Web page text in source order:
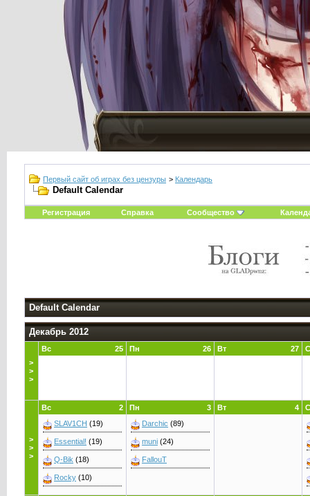
Первый сайт об играх без цензуры > Календарь
Default Calendar
Регистрация Справка Сообщество
Default Calendar
Декабрь 2012
>
>
>
25
Вс 26
Пн 27
Вт
>
>
>
2
Вс
SLAV1CH (19)
Essential! (19)
Q-Bik(18)
Rocky(10)
3
Пн
Darchic (89)
muni(24)
FallouT
4
Вт